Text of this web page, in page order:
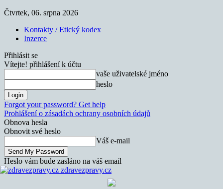
Čtvrtek, 06. srpna 2026
Kontakty / Etický kodex
Inzerce
Přihlásit se
Vítejte! přihlášení k účtu
vaše uživatelské jméno
heslo
Forgot your password? Get help
Prohlášení o zásadách ochrany osobních údajů
Obnova hesla
Obnovit své heslo
Váš e-mail
Heslo vám bude zasláno na váš email
zdravezpravy.cz